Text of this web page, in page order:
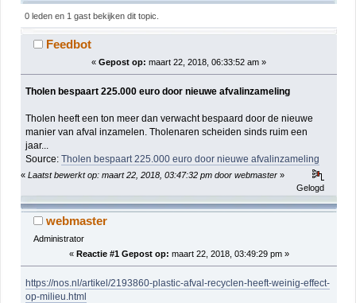
225.000 euro door nieuwe afvalinzameling (gelezen
2167 keer)
0 leden en 1 gast bekijken dit topic.
Feedbot
« Gepost op: maart 22, 2018, 06:33:52 am »
Tholen bespaart 225.000 euro door nieuwe afvalinzameling
Tholen heeft een ton meer dan verwacht bespaard door de nieuwe
manier van afval inzamelen. Tholenaren scheiden sinds ruim een
jaar...
Source:Tholen bespaart 225.000 euro door nieuwe afvalinzameling
« Laatst bewerkt op: maart 22, 2018, 03:47:32 pm door webmaster »
Gelogd
webmaster
Administrator
« Reactie #1 Gepost op: maart 22, 2018, 03:49:29 pm »
https://nos.nl/artikel/2193860-plastic-afval-recyclen-heeft-weinig-effect-
op-milieu.html